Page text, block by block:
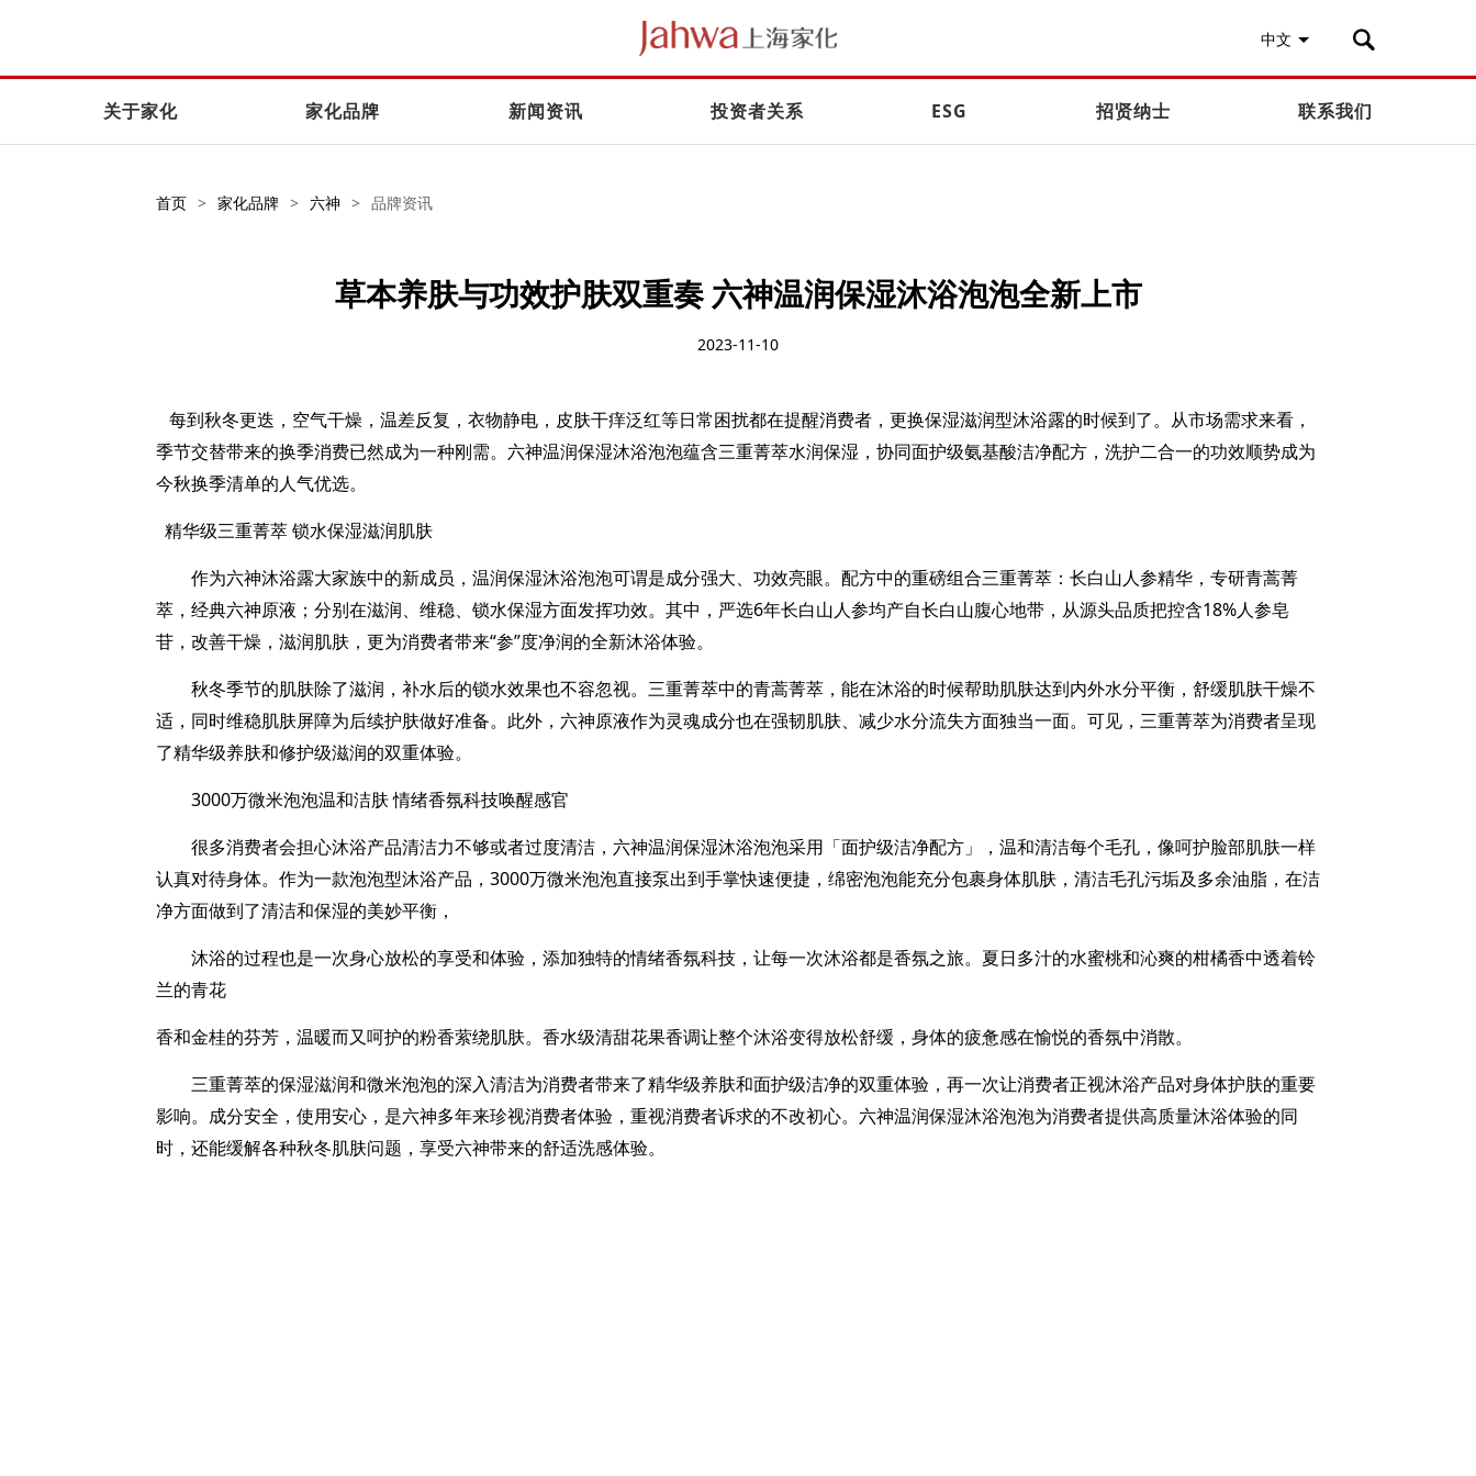
中文
关于家化 家化品牌 新闻资讯 投资者关系 ESG 招贤纳士 联系我们
首页 > 家化品牌 > 六神 > 品牌资讯
草本养肤与功效护肤双重奏 六神温润保湿沐浴泡泡全新上市
2023-11-10
每到秋冬更迭，空气干燥，温差反复，衣物静电，皮肤干痒泛红等日常困扰都在提醒消费者，更换保湿滋润型沐浴露的时候到了。从市场需求来看，
季节交替带来的换季消费已然成为一种刚需。六神温润保湿沐浴泡泡蕴含三重菁萃水润保湿，协同面护级氨基酸洁净配方，洗护二合一的功效顺势成为
今秋换季清单的人气优选。
精华级三重菁萃锁水保湿滋润肌肤
作为六神沐浴露大家族中的新成员，温润保湿沐浴泡泡可谓是成分强大、功效亮眼。配方中的重磅组合三重菁萃：长白山人参精华，专研青蒿菁
萃，经典六神原液；分别在滋润、维稳、锁水保湿方面发挥功效。其中，严选6年长白山人参均产自长白山腹心地带 ，从源头品质把控含18%人参皂
苷， 改善干燥，滋润肌肤 ，更为消费者带来“参”度净润的全新沐浴体验。
秋冬季节的肌肤除了滋润，补水后的锁水效果也不容忽视。三重菁萃中的青蒿菁萃 ，能在沐浴的时候帮助肌肤达到内外水分平衡，舒缓肌肤干燥不
适，同时维稳肌肤屏障为后续护肤做好准备。此外，六神原液作为灵魂成分也在强韧肌肤、减少水分流失方面独当一面。可见，三重菁萃为消费者呈现
了精华级养肤和修护级滋润的双重体验。
3000万微米泡泡温和洁肤 情绪香氛科技唤醒感官
很多消费者会担心沐浴产品清洁力不够或者过度清洁，六神温润保湿沐浴泡泡采用「面护级洁净配方」 ，温和清洁每个毛孔， 像呵护脸部肌肤一样
认真对待身体。作为一款泡泡型沐浴产品， 3000万微米泡泡直接泵出到手掌快速便捷，绵密泡泡能充分包裹身体肌肤，清洁毛孔污垢及多余油脂 ，在洁
净方面做到了清洁和保湿的美妙平衡，
沐浴的过程也是一次身心放松的享受和体验，添加独特的情绪香氛科技， 让每一次沐浴都是香氛之旅。 夏日多汁的水蜜桃和沁爽的柑橘香中透着铃
兰的青花
香和金桂的芬芳，温暖而又呵护的粉香萦绕肌肤。 香水级清甜花果香调让整个沐浴变得放松舒缓，身体的疲惫感在愉悦的香氛中消散。
三重菁萃的保湿滋润和微米泡泡的深入清洁为消费者带来了精华级养肤和面护级洁净的双重体验，再一次让消费者正视沐浴产品对身体护肤的重要
影响。成分安全，使用安心，是六神多年来珍视消费者体验，重视消费者诉求的不改初心。六神温润保湿沐浴泡泡为消费者提供高质量沐浴体验的同
时， 还能缓解各种秋冬肌肤问题 ，享受六神带来的舒适洗感体验。